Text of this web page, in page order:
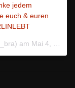
jedem
euch & euren
am Mai 4, 2018 um 4:35 PDT